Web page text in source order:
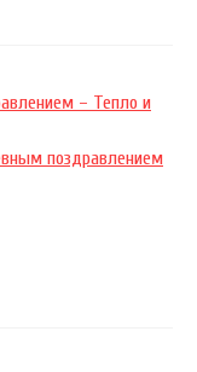
– Тепло и
поздравлением